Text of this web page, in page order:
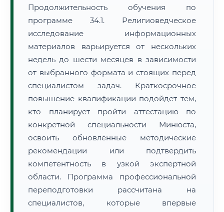
Продолжительность обучения по
программе 34.1. Религиоведческое
исследование информационных
материалов варьируется от нескольких
недель до шести месяцев в зависимости
от выбранного формата и стоящих перед
специалистом задач. Краткосрочное
повышение квалификации подойдёт тем,
кто планирует пройти аттестацию по
конкретной специальности Минюста,
освоить обновлённые методические
рекомендации или подтвердить
компетентность в узкой экспертной
области. Программа профессиональной
переподготовки рассчитана на
специалистов, которые впервые